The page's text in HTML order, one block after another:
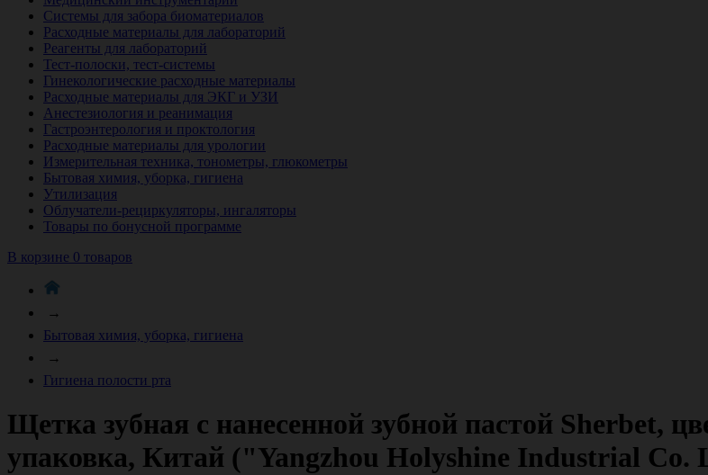
Системы для забора биоматериалов
Расходные материалы для лабораторий
Реагенты для лабораторий
Тест-полоски, тест-системы
Гинекологические расходные материалы
Расходные материалы для ЭКГ и УЗИ
Анестезиология и реанимация
Гастроэнтерология и проктология
Расходные материалы для урологии
Измерительная техника, тонометры, глюкометры
Бытовая химия, уборка, гигиена
Утилизация
Облучатели-рециркуляторы, ингаляторы
Товары по бонусной программе
В корзине 0 товаров
→
Бытовая химия, уборка, гигиена
→
Гигиена полости рта
Щетка зубная c нанесенной зубной пастой Sherbet,
упаковка, Китай ("Yangzhou Holyshine Industrial Co.